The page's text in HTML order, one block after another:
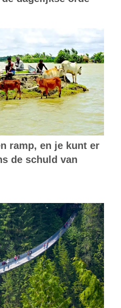
ramp, en je kunt er
de schuld van